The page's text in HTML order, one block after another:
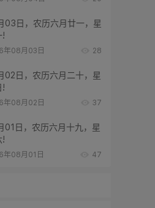
03日，农历六月廿一，星
!
年08月03日 28
02日，农历六月二十，星
!
年08月02日 37
01日，农历六月十九，星
!
年08月01日 47